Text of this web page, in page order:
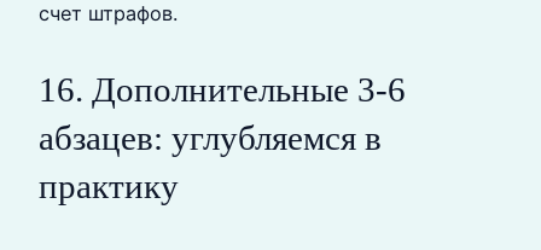
счет штрафов.
16. Дополнительные 3-6
абзацев: углубляемся в
практику